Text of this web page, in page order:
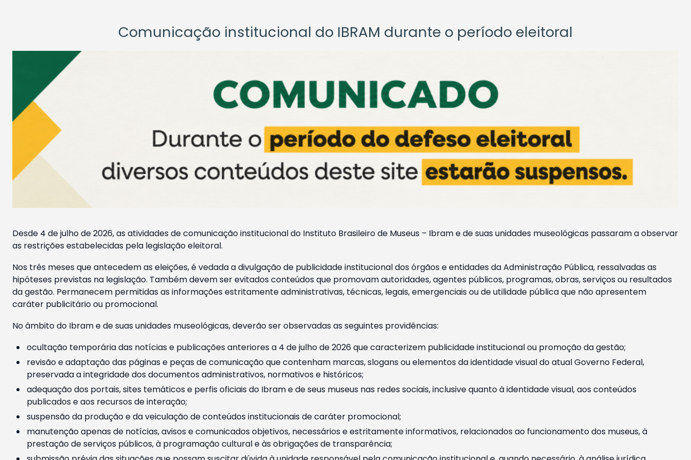
Comunicação institucional do IBRAM durante o período eleitoral
Desde 4 de julho de 2026, as atividades de comunicação institucional do Instituto Brasileiro de Museus – Ibram e de suas unidades museológicas passaram a observar
as restrições estabelecidas pela legislação eleitoral.
Nos três meses que antecedem as eleições, é vedada a divulgação de publicidade institucional dos órgãos e entidades da Administração Pública, ressalvadas as
hipóteses previstas na legislação. Também devem ser evitados conteúdos que promovam autoridades, agentes públicos, programas, obras, serviços ou resultados
da gestão. Permanecem permitidas as informações estritamente administrativas, técnicas, legais, emergenciais ou de utilidade pública que não apresentem
caráter publicitário ou promocional.
No âmbito do Ibram e de suas unidades museológicas, deverão ser observadas as seguintes providências:
ocultação temporária das notícias e publicações anteriores a 4 de julho de 2026 que caracterizem publicidade institucional ou promoção da gestão;
revisão e adaptação das páginas e peças de comunicação que contenham marcas, slogans ou elementos da identidade visual do atual Governo Federal,
preservada a integridade dos documentos administrativos, normativos e históricos;
adequação dos portais, sites temáticos e perfis oficiais do Ibram e de seus museus nas redes sociais, inclusive quanto à identidade visual, aos conteúdos
publicados e aos recursos de interação;
suspensão da produção e da veiculação de conteúdos institucionais de caráter promocional;
manutenção apenas de notícias, avisos e comunicados objetivos, necessários e estritamente informativos, relacionados ao funcionamento dos museus, à
prestação de serviços públicos, à programação cultural e às obrigações de transparência;